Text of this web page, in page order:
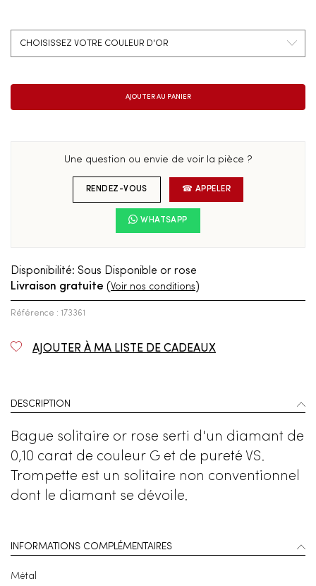
Une question ou envie de voir la pièce ?
RENDEZ-VOUS ☎ APPELER
WHATSAPP
Disponibilité: Sous Disponible or rose
Livraison gratuite ( Voir nos conditions )
Référence : 173361
AJOUTER À MA LISTE DE CADEAUX
DESCRIPTION
Bague solitaire or rose serti d'un diamant de
0,10 carat de couleur G et de pureté VS.
Trompette est un solitaire non conventionnel
dont le diamant se dévoile.
INFORMATIONS COMPLÉMENTAIRES
Métal